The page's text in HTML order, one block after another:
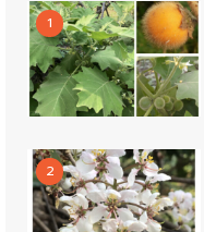
1
2